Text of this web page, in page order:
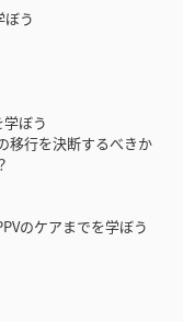
う
ぼう
移行を決断するべきか
のケアまでを学ぼう